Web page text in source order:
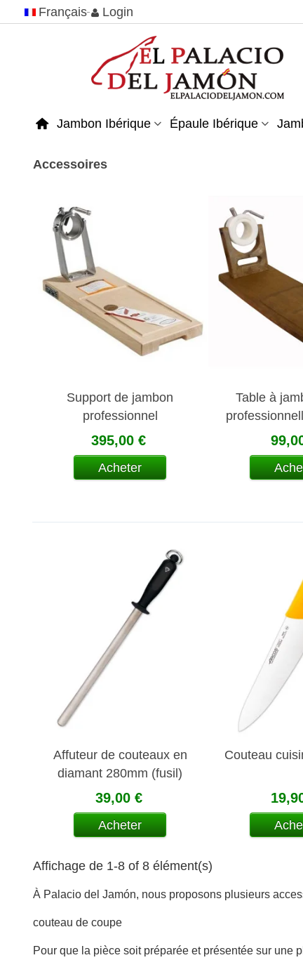
Français Login
Jambon Ibérique Épaule Ibérique
Accessoires
Support de jambon
professionnel
395,00 €
Acheter
Table à
Affuteur de couteaux en
diamant 280mm (fusil)
39,00 €
Acheter
Couteau
Affichage de 1-8 of 8 élément(s)
À Palacio del Jamón, nous proposons plusieurs
couteau de coupe
Pour que la pièce soit préparée et présentée sur une